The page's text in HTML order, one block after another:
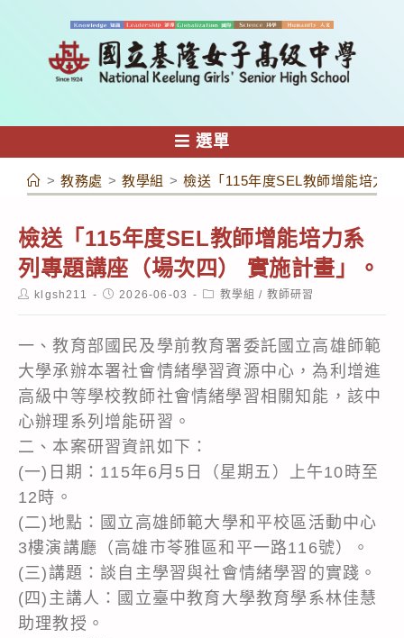
容
選單
> 教務處 > 教學組 > 檢送「115年度SEL教師增能培力
檢送「115年度SEL教師增能培力系
列專題講座（場次四） 實施計畫」。
Postklgsh211
Post2026-06-03
Post教學組 / 教師研習
一、教育部國民及學前教育署委託國立高雄師範
大學承辦本署社會情緒學習資源中心，為利增進
高級中等學校教師社會情緒學習相關知能，該中
心辦理系列增能研習。
二、本案研習資訊如下：
(一)日期：115年6月5日（星期五）上午10時至
12時。
(二)地點：國立高雄師範大學和平校區活動中心
3樓演講廳（高雄市苓雅區和平一路116號）。
(三)講題：談自主學習與社會情緒學習的實踐。
(四)主講人：國立臺中教育大學教育學系林佳慧
助理教授。